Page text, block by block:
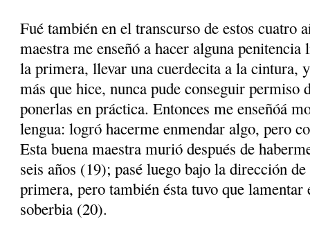
Fué también en el transcurso de estos cuatro
maestra me enseñó a hacer alguna
la primera, llevar una cuerdecita a la cintura,
más que hice, nunca pude conseguir permiso
ponerlas en práctica. Entonces me en­señóá
lengua: logró hacerme enmendar algo, pero
Esta buena maestra murió después de
seis años (19); pasé luego bajo la dirección
primera, pero también ésta tuvo que
soberbia (20).